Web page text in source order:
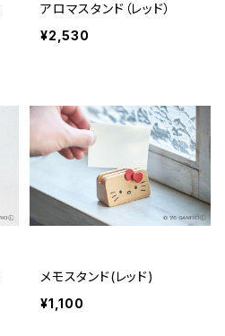
アロマスタンド（レッド）
¥2,530
メモスタンド(レッド)
¥1,100